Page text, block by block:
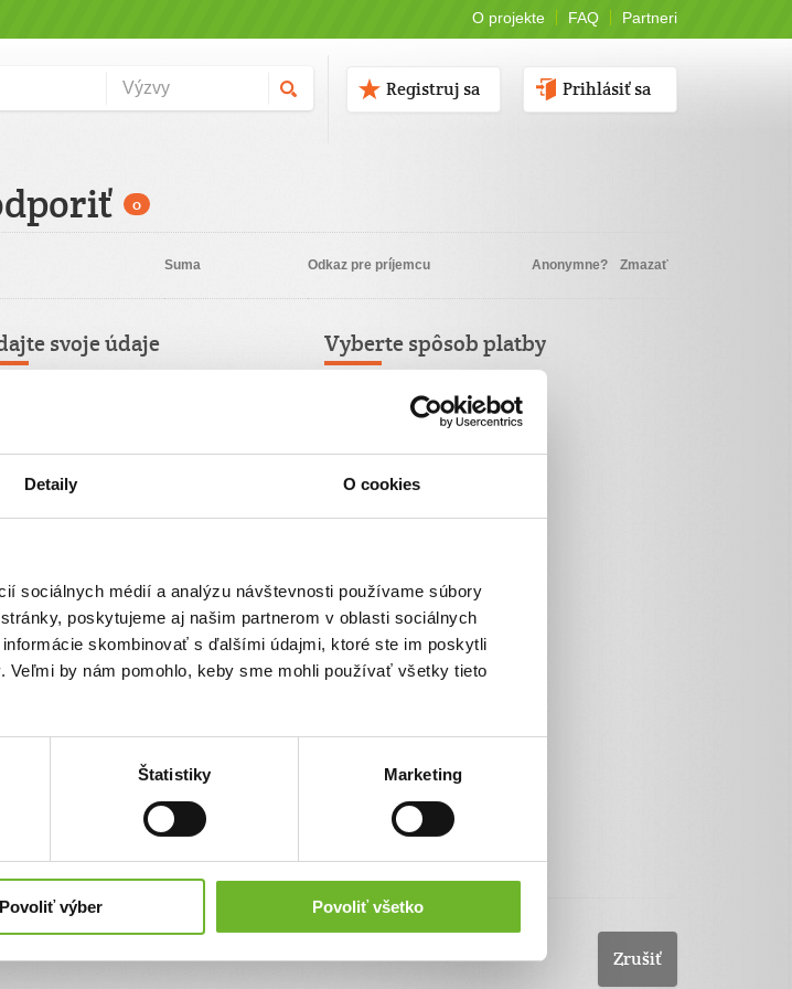
Detaily O cookies
sociálnych médií a analýzu návštevnosti používame súbory
poskytujeme aj našim partnerom v oblasti sociálnych
skombinovať s ďalšími údajmi, ktoré ste im poskytli
by nám pomohlo, keby sme mohli používať všetky tieto
Štatistiky Marketing
Povoliť výber Povoliť všetko
O projekte FAQ Partneri
Prihlásiť sa
Registruj sa
0
Suma Odkaz pre príjemcu Anonymne? Zmazať
svoje údaje
Súhlasím spodmienkami a pravidlami
znenie poučenia o spracovaní osobných údajov
Vyberte spôsob platby
Platba kartou
Platba bankovým prevodom
Pay by square
Zrušiť